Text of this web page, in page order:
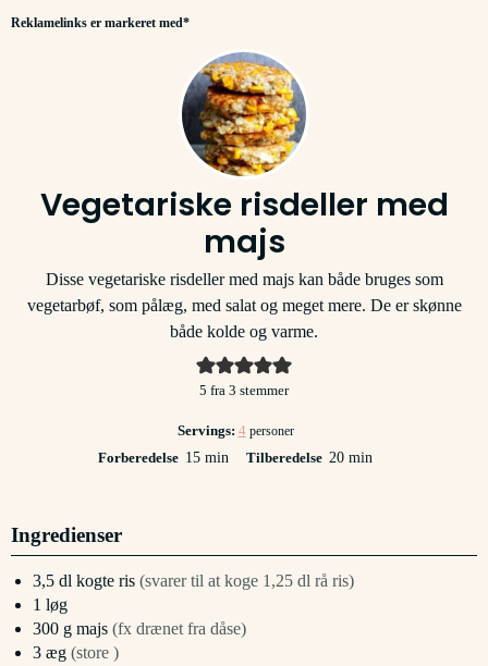
Reklamelinks er markeret med*
Vegetariske risdeller med
majs
Disse vegetariske risdeller med majs kan både bruges som
vegetarbøf, som pålæg, med salat og meget mere. De er skønne
både kolde og varme.
5 fra 3 stemmer
Servings: 4 personer
Forberedelse 15minutter
min Tilberedelse 20minutter
min
Ingredienser
3,5 dl kogte ris (svarer til at koge 1,25 dl rå ris)
1 løg
300 g majs (fx drænet fra dåse)
3 æg (store )